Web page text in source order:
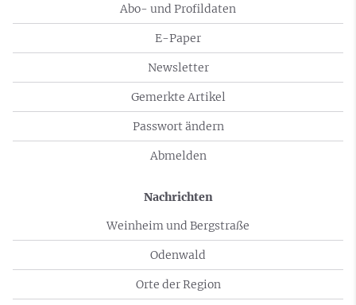
Abo- und Profildaten
E-Paper
Newsletter
Gemerkte Artikel
Passwort ändern
Abmelden
Nachrichten
Weinheim und Bergstraße
Odenwald
Orte der Region